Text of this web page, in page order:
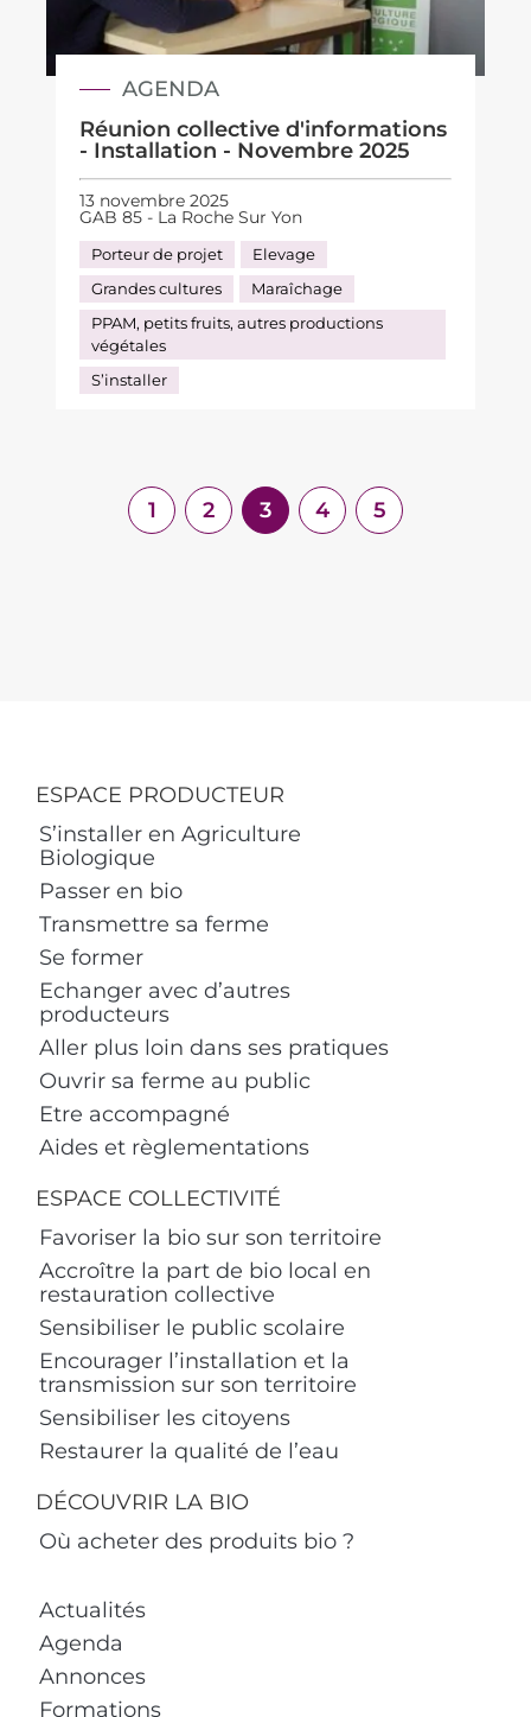
AGENDA
Réunion collective d'informations
- Installation - Novembre 2025
13 novembre 2025
GAB 85 - La Roche Sur Yon
Porteur de projet
Elevage
Grandes cultures
Maraîchage
PPAM, petits fruits, autres productions
végétales
S’installer
1 2 3 4 5
ESPACE PRODUCTEUR
S’installer en Agriculture
Biologique
Passer en bio
Transmettre sa ferme
Se former
Echanger avec d’autres
producteurs
Aller plus loin dans ses pratiques
Ouvrir sa ferme au public
Etre accompagné
Aides et règlementations
ESPACE COLLECTIVITÉ
Favoriser la bio sur son territoire
Accroître la part de bio local en
restauration collective
Sensibiliser le public scolaire
Encourager l’installation et la
transmission sur son territoire
Sensibiliser les citoyens
Restaurer la qualité de l’eau
DÉCOUVRIR LA BIO
Où acheter des produits bio ?
Actualités
Agenda
Annonces
Formations